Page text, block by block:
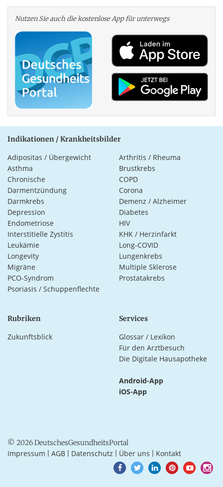
Nutzen Sie auch die kosten­lose App für unterwegs
Indikationen / Krankheitsbilder
Adipositas / Übergewicht
Arthritis / Rheuma
Asthma
Brustkrebs
Chronische
Darmentzündung
COPD
Corona
Darmkrebs
Demenz / Alzheimer
Depression
Diabetes
Endometriose
HIV
Interstitielle Zystitis
KHK / Herzinfarkt
Leukämie
Long-COVID
Longevity
Lungenkrebs
Migräne
Multiple Sklerose
PCO-Syndrom
Prostatakrebs
Psoriasis / Schuppenflechte
Rubriken
Zukunftsblick
Services
Glossar / Lexikon
Für den Arztbesuch
Die Digitale Hausapotheke
Android-App
iOS-App
© 2026 DeutschesGesundheitsPortal
Impressum AGB Datenschutz Über uns Kontakt